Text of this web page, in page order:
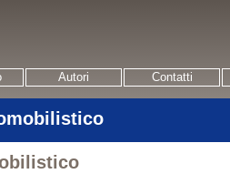
Autori Contatti